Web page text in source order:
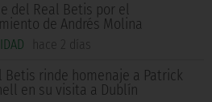
del Real Betis por el
de Andrés Molina
hace 2 días
Betis rinde homenaje a Patrick
en su visita a Dublín